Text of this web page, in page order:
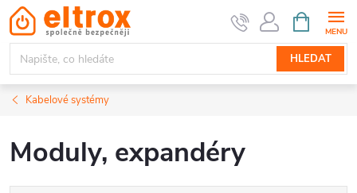
Přejít
na
obsah
HLEDAT
NÁKUPNÍ
KOŠÍK
Kabelové systémy
Moduly, expandéry